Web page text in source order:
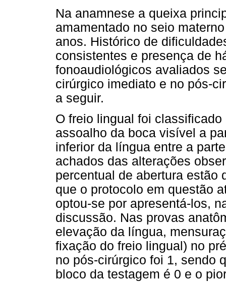
Na anamnese a queixa
amamentado no seio
anos. Histórico de
consistentes e presença de
fonoaudiológicos avaliados
cirúrgico imediato e no pós-
a seguir.
O freio lingual foi
assoalho da boca visível a
inferior da língua entre a
achados das alterações
percentual de abertura estão
que o protocolo em questão
optou-se por apresentá-los,
discussão. Nas provas
elevação da língua,
fixação do freio lingual) no
no pós-cirúrgico foi 1, sendo
bloco da testagem é 0 e o